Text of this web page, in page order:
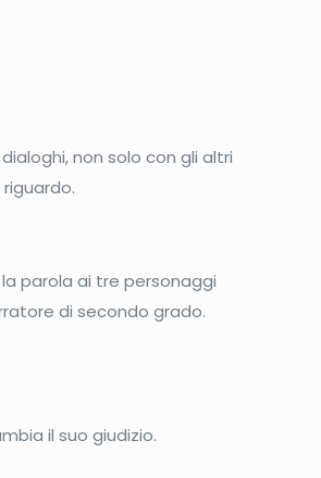
non solo con gli altri
parola ai tre personaggi
di secondo grado.
il suo giudizio.